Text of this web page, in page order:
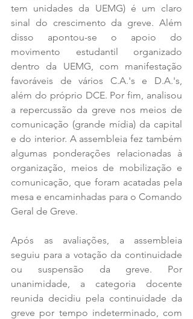
tem unidades da UEMG) é um claro
sinal do crescimento da greve. Além
disso apontou-se o apoio do
movimento estudantil organizado
dentro da UEMG, com manifestação
favoráveis de vários C.A.'s e D.A.'s,
além do próprio DCE. Por fim, analisou
a repercussão da greve nos meios de
comunicação (grande mídia) da capital
e do interior. A assembleia fez também
algumas ponderações relacionadas à
organização, meios de mobilização e
comunicação, que foram acatadas pela
mesa e encaminhadas para o Comando
Geral de Greve.
Após as avaliações, a assembleia
seguiu para a votação da continuidade
ou suspensão da greve. Por
unanimidade, a categoria docente
reunida decidiu pela continuidade da
greve por tempo indeterminado, com